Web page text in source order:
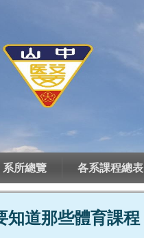
系所總覽 各系課程總表
知道那些體育課程